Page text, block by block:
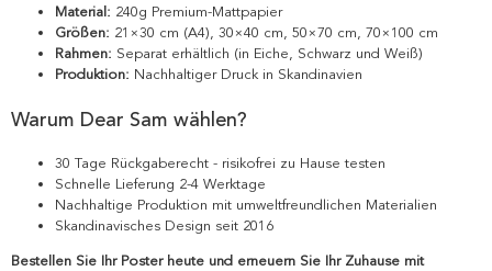
Material: 240g Premium-Mattpapier
Größen: 21×30 cm (A4), 30×40 cm, 50×70 cm, 70×100 cm
Rahmen: Separat erhältlich (in Eiche, Schwarz und Weiß)
Produktion: Nachhaltiger Druck in Skandinavien
Warum Dear Sam wählen?
30 Tage Rückgaberecht - risikofrei zu Hause testen
Schnelle Lieferung 2-4 Werktage
Nachhaltige Produktion mit umweltfreundlichen Materialien
Skandinavisches Design seit 2016
Bestellen Sie Ihr Poster heute und erneuern Sie Ihr Zuhause mit